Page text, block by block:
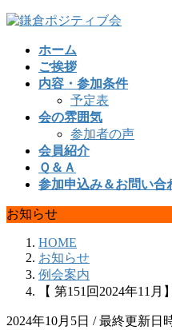
コ
ナ
ホーム
ご挨拶
内容・参加条件
予定表
会の雰囲気
参加者の声
会員紹介
Ｑ＆Ａ
参加申込み＆お問い合
お知らせ
HOME
お知らせ
例会案内
【 第151回2024年11
2024年10月5日 / 最終更新日